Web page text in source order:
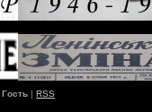
Гость | RSS